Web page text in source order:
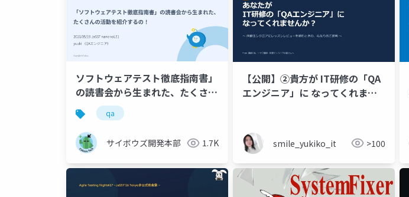
ソフトウェアテスト徹底指南書」
の読書会から生まれた、たくさん
の活動を紹介するの！
qa
サイボウズ開発本部 1.7K
【公開】②貴方が IT研修の「QA
エンジニア」に なってくれませ
りの説明 〜
smile_yukiko_it >100